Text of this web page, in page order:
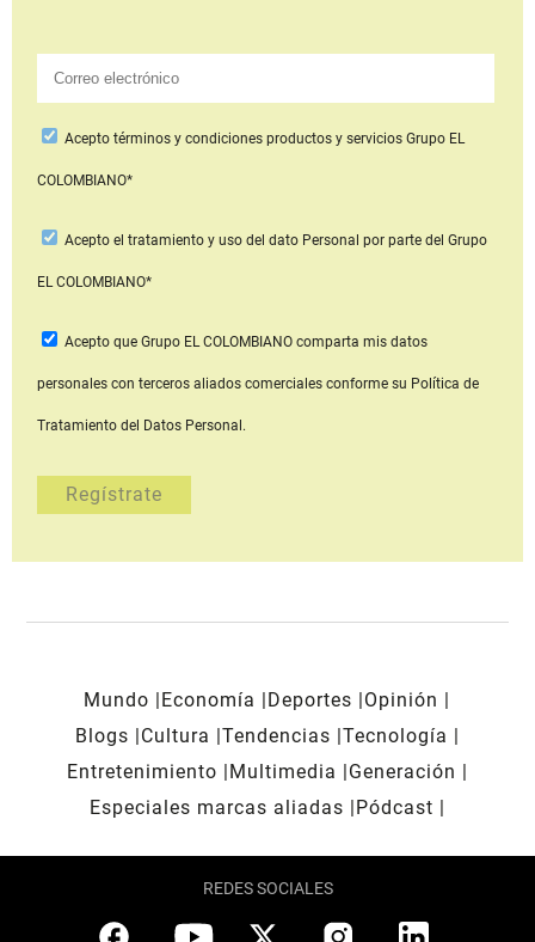
Aceptotérminos y condiciones productos y serviciosGrupo EL
COLOMBIANO*
Acepto el tratamiento y uso del dato Personal por parte del Grupo
EL COLOMBIANO*
Acepto que Grupo EL COLOMBIANOcomparta mis datos
personales con terceros aliados comerciales conforme su Política de
Tratamiento del Datos Personal.
Mundo Economía Deportes
Opinión
Blogs
Cultura Tendencias Tecnología
Entretenimiento
Multimedia
Generación
Especiales marcas aliadas
Pódcast
REDES SOCIALES